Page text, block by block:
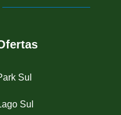
Sul
Sul